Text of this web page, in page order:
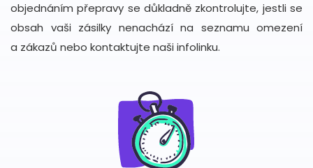
objednáním přepravy se důkladně zkontrolujte, jestli se
obsah vaši zásilky nenachází na seznamu omezení
a zákazů nebo kontaktujte naši infolinku.